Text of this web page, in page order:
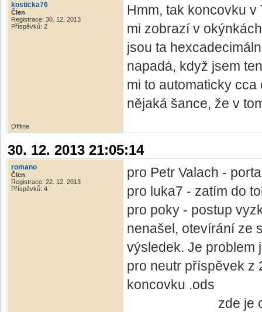
kosticka76
Člen
Registrace: 30. 12. 2013
Příspěvků: 2
Hmm, tak koncovku
mi zobrazí v
jsou ta
napadá, když jsem
mi to automaticky
nějaká šance, že v
Offline
30. 12. 2013 21:05:14
romano
Člen
Registrace: 22. 12. 2013
Příspěvků: 4
pro Petr Valach -
pro luka7 - zatím do
pro poky - postup
nenašel, otevírání ze
výsledek. Je problem
pro neutr příspěvek z
koncovku .ods
zde je odkaz na